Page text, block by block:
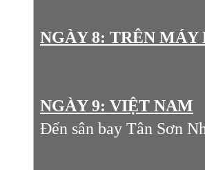
NGÀY 8: TRÊN MÁY
NGÀY 9: VIỆT NAM
Đến sân bay Tân Sơn